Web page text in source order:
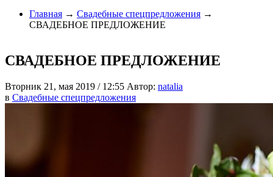
Главная → Свадебные спецпредложения →
СВАДЕБНОЕ ПРЕДЛОЖЕНИЕ
СВАДЕБНОЕ ПРЕДЛОЖЕНИЕ
Вторник 21, мая 2019 / 12:55 Автор: natalia
в Свадебные спецпредложения